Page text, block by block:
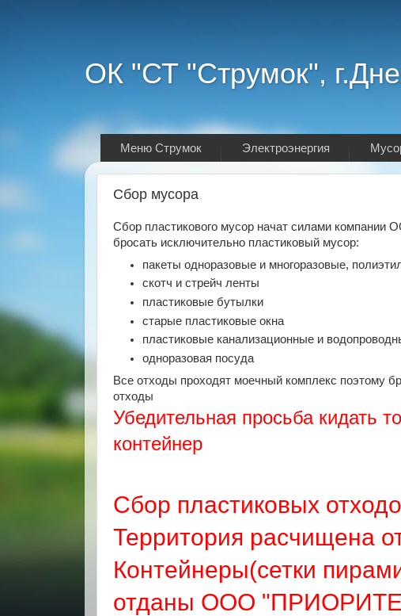
ОК "СТ "Струмок",
Меню Струмок Электроэнергия
Сбор мусора
Сбор пластикового мусор начат силами
бросать исключительно пластиковый мусор:
пакеты одноразовые и многоразовые,
скотч и стрейч ленты
пластиковые бутылки
старые пластиковые окна
пластиковые канализационные и
одноразовая посуда
Все отходы проходят моечный комплекс поэтому
отходы
Убедительная просьба кидать
контейнер
Сбор пластиковых
Территория расчищена
Контейнеры(сетки
отданы ООО